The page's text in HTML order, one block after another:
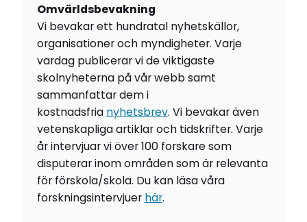
Omvärldsbevakning
Vi bevakar ett hundratal nyhetskällor,
organisationer och myndigheter. Varje
vardag publicerar vi de viktigaste
skolnyheterna på vår webb samt
sammanfattar dem i
kostnadsfria nyhetsbrev. Vi bevakar även
vetenskapliga artiklar och tidskrifter. Varje
år intervjuar vi över 100 forskare som
disputerar inom områden som är relevanta
för förskola/skola. Du kan läsa våra
forskningsintervjuer här.